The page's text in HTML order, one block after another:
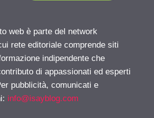
web è parte del network
rete editoriale comprende siti
indipendente che
di appassionati ed esperti
pubblicità, comunicati e
info@isayblog.com